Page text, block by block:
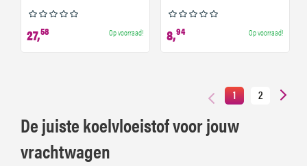
27,58 Op voorraad! 8,94 Op voorraad!
1 2
De juiste koelvloeistof voor jouw
vrachtwagen